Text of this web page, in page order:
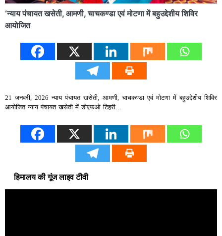
‘न्याय पंचायत खसेती, आमणी, चाचकण्डा एवं मोटणा में बहुउद्देशीय शिविर
आयोजित
21 जनवरी, 2026 न्याय पंचायत खसेती, आमणी, चाचकण्डा एवं मोटणा में बहुउद्देशीय शिविर
आयोजित न्याय पंचायत खसेती में डीएफओ टिहरी…
हिमालय की गूंज लाइव टीवी